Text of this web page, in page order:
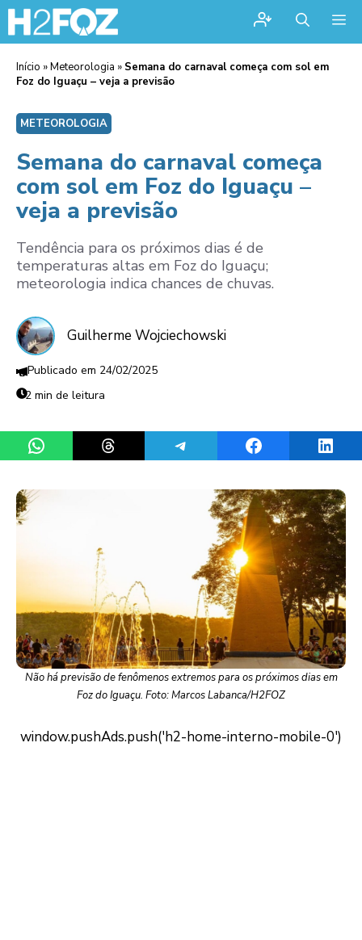
Início »Meteorologia » Semana do carnaval começa com sol em
Foz do Iguaçu – veja a previsão
METEOROLOGIA
Semana do carnaval começa
com sol em Foz do Iguaçu –
veja a previsão
Tendência para os próximos dias é de
temperaturas altas em Foz do Iguaçu;
meteorologia indica chances de chuvas.
Guilherme Wojciechowski
24/02/2025
2 min de leitura
Share on WhatsAppShare on ThreadsShare on TelegramShare on Facebook
Não há previsão de fenômenos extremos para os próximos dias em
Foz do Iguaçu. Foto: Marcos Labanca/H2FOZ